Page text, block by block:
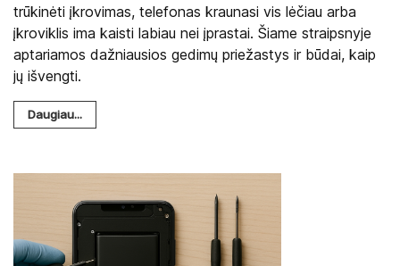
trūkinėti įkrovimas, telefonas kraunasi vis lėčiau arba
įkroviklis ima kaisti labiau nei įprastai. Šiame straipsnyje
aptariamos dažniausios gedimų priežastys ir būdai, kaip
jų išvengti.
Daugiau...